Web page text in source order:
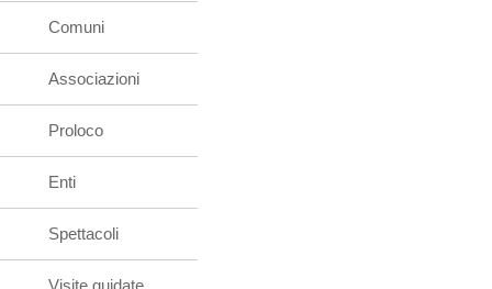
Comuni
Associazioni
Proloco
Enti
Spettacoli
Visite guidate